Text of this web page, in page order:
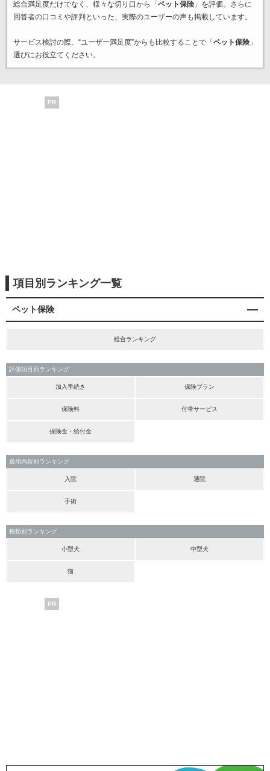
総合満足度だけでなく、様々な切り口から「 ペット保険」を評価。さらに
回答者の口コミや評判といった、実際のユーザーの声も掲載しています。
サービス検討の際、“ユーザー満足度”からも比較することで「 ペット保険」
選びにお役立てください。
PR
項目別ランキング一覧
ペット保険
総合ランキング
評価項目別ランキング
加入手続き 保険プラン
保険料 付帯サービス
保険金・給付金
適用内容別ランキング
入院 通院
手術
種類別ランキング
小型犬 中型犬
猫
PR